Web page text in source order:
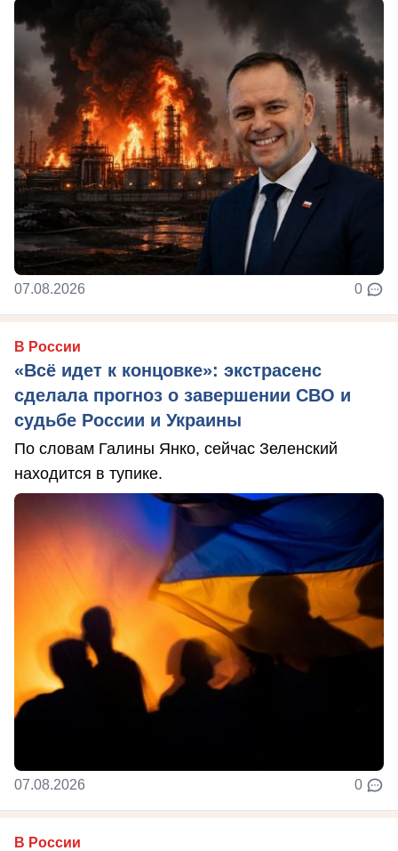
07.08.2026 0
В России
«Всё идет к концовке»: экстрасенс
сделала прогноз о завершении СВО и
судьбе России и Украины
По словам Галины Янко, сейчас Зеленский
находится в тупике.
07.08.2026 0
В России